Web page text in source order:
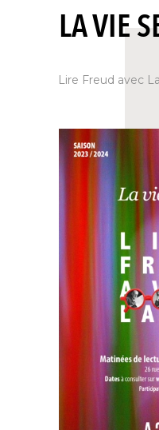
LA VIE
Lire Freud avec